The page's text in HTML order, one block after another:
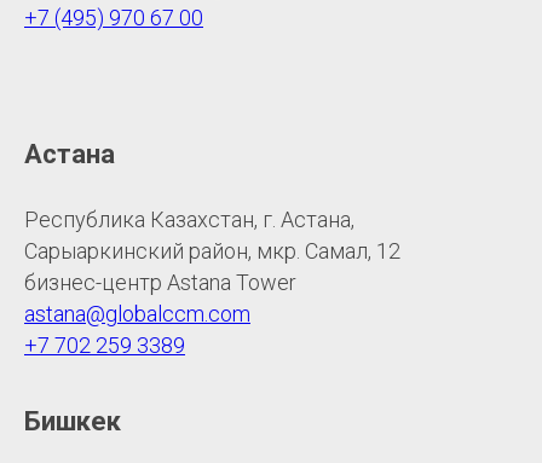
+7 (495) 970 67 00
Астана
Республика Казахстан, г. Астана,
Сарыаркинский район, мкр. Самал, 12
бизнес-центр Astana Tower
astana@globalccm.com
+7 702 259 3389
Бишкек